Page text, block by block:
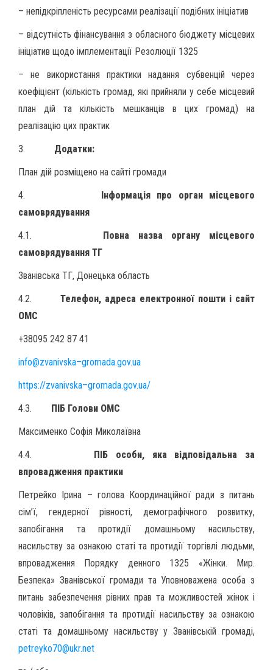
– непідкріпленість ресурсами реалізації подібних ініціатив
– відсутність фінансування з обласного бюджету місцевих
ініціатив щодо імплементації Резолюції 1325
– не використання практики надання субвенцій через
коефіцієнт (кількість громад, які прийняли у себе місцевий
план дій та кількість мешканців в цих громад) на
реалізацію цих практик
3.
Додатки:
План дій розміщено на сайті громади
4.
Інформація про орган місцевого
самоврядування
4.1.
Повна назва органу місцевого
самоврядування ТГ
Званівська ТГ, Донецька область
4.2.
Телефон, адреса електронної пошти і сайт
ОМС
+38095 242 87 41
info@zvanivska–gromada.gov.ua
https://zvanivska–gromada.gov.ua/
4.3.
ПІБ Голови ОМС
Максименко Софія Миколаївна
4.4.
ПІБ особи, яка відповідальна за
впровадження практики
Петрейко Ірина – голова Координаційної ради з питань
сім’ї, гендерної рівності, демографічного розвитку,
запобігання та протидії домашньому насильству,
насильству за ознакою статі та протидії торгівлі людьми,
впровадження Порядку денного 1325 «Жінки. Мир.
Безпека» Званівської громади та Уповноважена особа з
питань забезпечення рівних прав та можливостей жінок і
чоловіків, запобігання та протидії насильству за ознакою
статі та домашньому насильству у Званівській громаді,
petreyko70@ukr.net